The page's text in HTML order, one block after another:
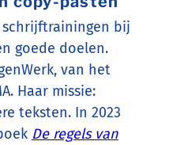
schrijftrainingen bij
goede doelen.
van het
Haar missie:
teksten. In 2023
De regels van